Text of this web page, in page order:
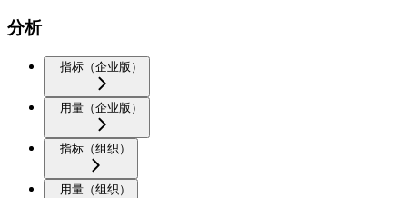
分析
指标（企业版）
用量（企业版）
指标（组织）
用量（组织）